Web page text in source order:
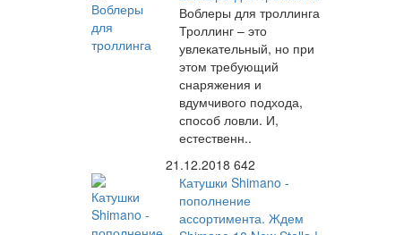
Воблеры для троллинга
Троллинг – это
увлекательный, но при
этом требующий
снаряжения и
вдумчивого подхода,
способ ловли. И,
естественн..
21.12.2018 642
Катушки Shimano -
пополнение
ассортимента. Ждем